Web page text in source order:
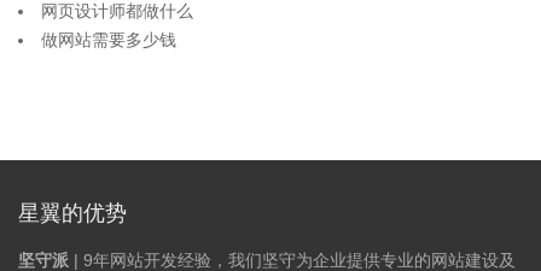
网页设计师都做什么
做网站需要多少钱
星翼的优势
坚守派 | 9年网站开发经验，我们坚守为企业提供专业的网站建设及